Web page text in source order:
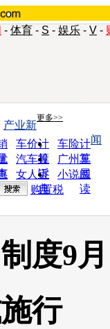
- 体育 - S - 娱乐 - V -
更多>>
车价计
算
车险计
算
汽车投
诉
广州车
展
女人宝
典
小说阅
读
产业新
闻
购置税
度9
行